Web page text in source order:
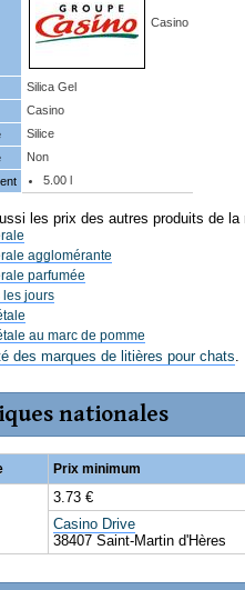
Casino
Silica Gel
Casino
Silice
Non
5.00 l
les prix des autres produits de la
agglomérante
parfumée
les jours
au marc de pomme
des marques de litières pour chats.
nationales
Prix minimum
3.73 €
Casino Drive
38407 Saint-Martin d'Hères